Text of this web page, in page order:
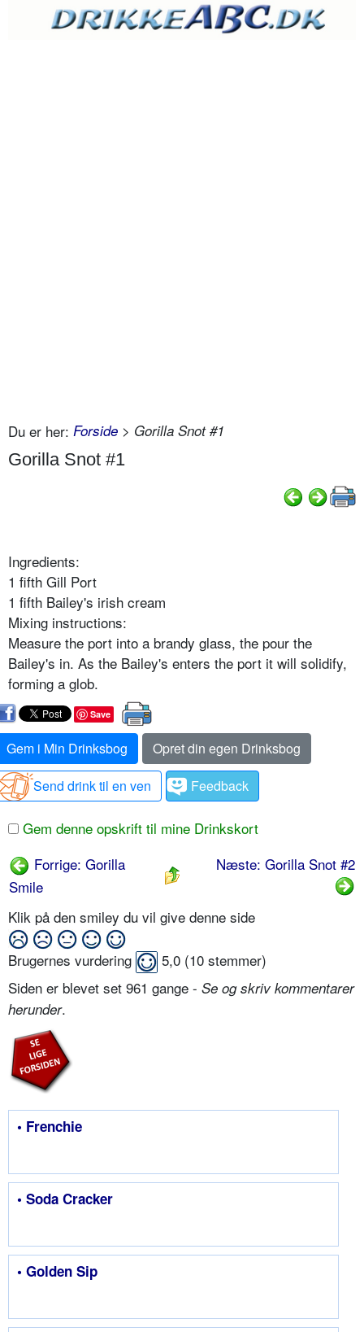
Du er her: Forside > Gorilla Snot #1
Gorilla Snot #1
Ingredients:
1 fifth Gill Port
1 fifth Bailey's irish cream
Mixing instructions:
Measure the port into a brandy glass, the pour the
Bailey's in. As the Bailey's enters the port it will solidify,
forming a glob.
Save
Gem i Min Drinksbog
Opret din egen Drinksbog
Send drink til en ven
Feedback
Gem denne opskrift til mine Drinkskort
Forrige: Gorilla
Smile
Næste: Gorilla Snot #2
Klik på den smiley du vil give denne side
Brugernes vurdering 5,0 (10 stemmer)
Siden er blevet set 961 gange - Se og skriv kommentarer
herunder.
• Frenchie
• Soda Cracker
• Golden Sip